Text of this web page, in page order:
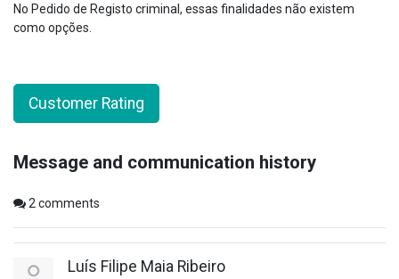
No Pedido de Registo criminal, essas finalidades não existem
como opções.
Customer Rating
Message and communication history
2 comments
Luís Filipe Maia Ribeiro